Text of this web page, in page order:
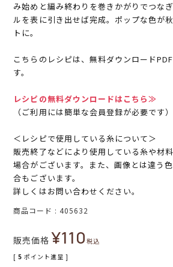
み始めと編み終わりを巻きかがりでつな
ルを表に引き出せば完成。ポップな色が
トに。
こちらのレシピは、無料ダウンロード
す。
レシピの無料ダウンロードはこちら≫
（ご利用には簡単な会員登録が必要です）
＜レシピで使用している糸について＞
販売終了などにより使用している糸や材
場合がございます。また、画像とは違う
合もございます。
詳しくはお問い合わせください。
商品コード 405632
販売価格 ¥110税込
[ 5 ポイント進呈 ]